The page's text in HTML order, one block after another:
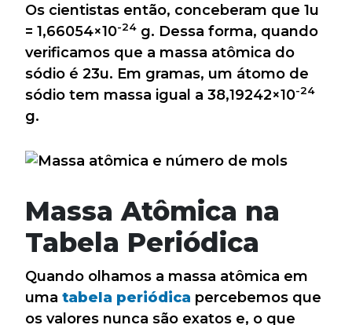
Os cientistas então, conceberam que 1u
= 1,66054×10-24 g. Dessa forma, quando
verificamos que a massa atômica do
sódio é 23u. Em gramas, um átomo de
sódio tem massa igual a 38,19242×10-24
g.
Massa Atômica na
Tabela Periódica
Quando olhamos a massa atômica em
uma tabela periódica percebemos que
os valores nunca são exatos e, o que